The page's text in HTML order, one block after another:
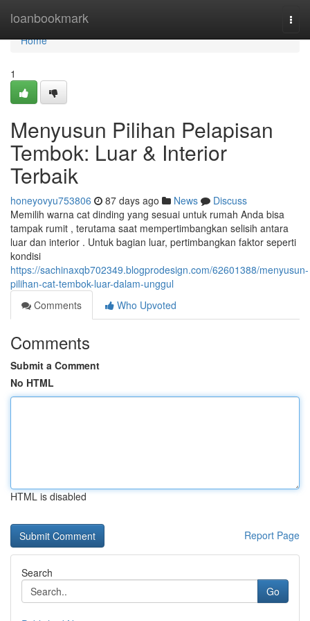
loanbookmark
Home
Home
1
Menyusun Pilihan Pelapisan
Tembok: Luar & Interior
Terbaik
honeyovyu753806 87 days ago News
Discuss
Memilih warna cat dinding yang sesuai untuk rumah Anda bisa
tampak rumit , terutama saat mempertimbangkan selisih antara
luar dan interior . Untuk bagian luar, pertimbangkan faktor seperti
kondisi
https://sachinaxqb702349.blogprodesign.com/62601388/menyusun-
pilihan-cat-tembok-luar-dalam-unggul
Comments
Who Upvoted
Comments
Submit a Comment
No HTML
HTML is disabled
Report Page
Search
Go